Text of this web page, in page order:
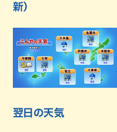
新）
翌日の天気